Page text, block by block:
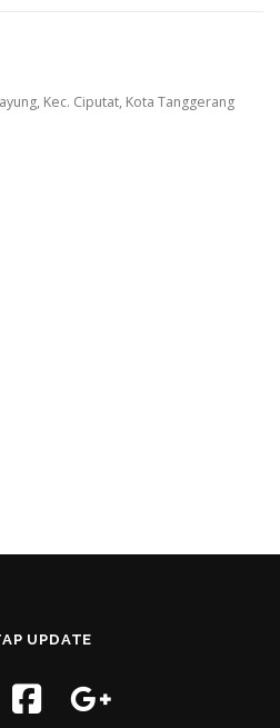
Kec. Ciputat, Kota Tanggerang
UPDATE